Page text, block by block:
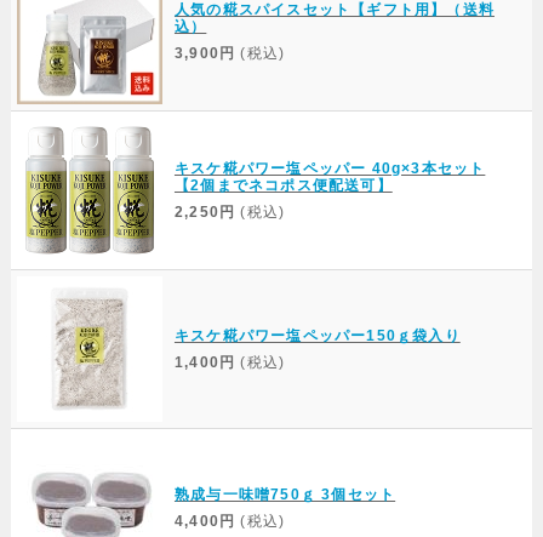
人気の糀スパイスセット【ギフト用】（送料
込）
3,900円 (税込)
キスケ糀パワー塩ペッパー 40g×3本セット
【2個までネコポス便配送可】
2,250円 (税込)
キスケ糀パワー塩ペッパー150ｇ袋入り
1,400円 (税込)
熟成与一味噌750ｇ 3個セット
4,400円 (税込)